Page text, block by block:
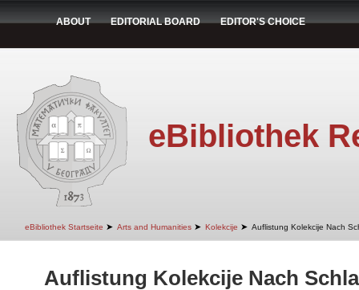
ABOUT EDITORIAL BOARD EDITOR'S CHOICE
eBibliothek
eBibliothek Startseite ➤ Arts and Humanities ➤ Kolekcije ➤ Auflistung Kolekcije Nach
Auflistung Kolekcije Nach